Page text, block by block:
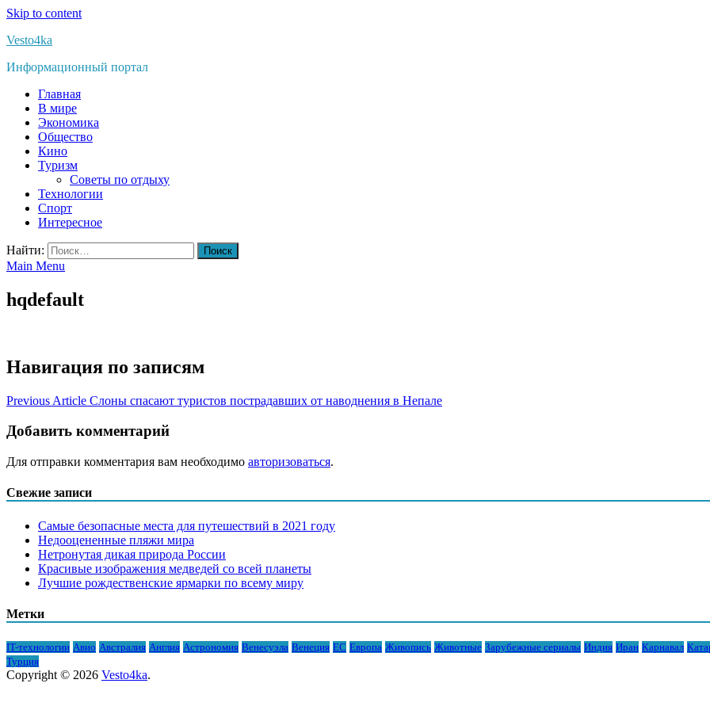
Skip to content
Vesto4ka
Информационный портал
Главная
В мире
Экономика
Общество
Кино
Туризм
Советы по отдыху
Технологии
Спорт
Интересное
Найти:
Main Menu
hqdefault
Навигация по записям
Previous Article Слоны спасают туристов пострадавших от наводнения в Непале
Добавить комментарий
Для отправки комментария вам необходимо авторизоваться.
Свежие записи
Самые безопасные места для путешествий в 2021 году
Недооцененные пляжи мира
Нетронутая дикая природа России
Красивые изображения медведей со всей планеты
Лучшие рождественские ярмарки по всему миру
Метки
IT-технологии Авио Австралия Англия Астрономия Венесуэла Венеция ЕС Европа Живопись Животные Зарубежные сериалы Индия Иран Карнавал
Турция
Copyright © 2026 Vesto4ka.